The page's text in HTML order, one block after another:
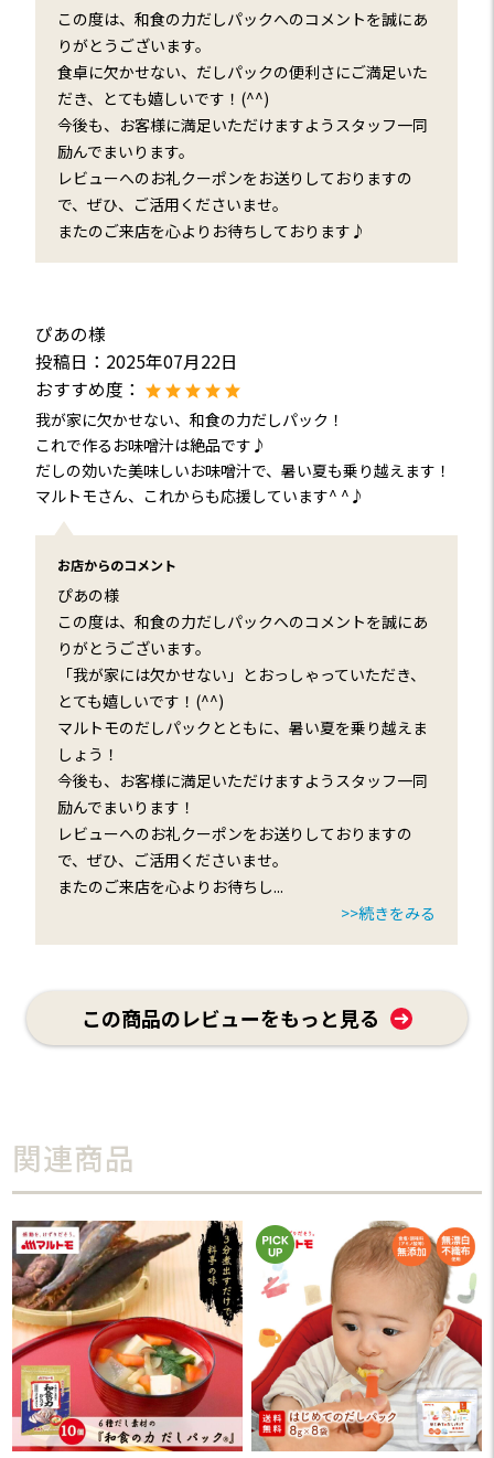
この度は、和食の力だしパックへのコメントを誠にあ
りがとうございます。
食卓に欠かせない、だしパックの便利さにご満足いた
だき、とても嬉しいです！(^^)
今後も、お客様に満足いただけますようスタッフ一同
励んでまいります。
レビューへのお礼クーポンをお送りしておりますの
で、ぜひ、ご活用くださいませ。
またのご来店を心よりお待ちしております♪
ぴあの様
投稿日： 2025年07月22日
おすすめ度：
我が家に欠かせない、和食の力だしパック！
これで作るお味噌汁は絶品です♪
だしの効いた美味しいお味噌汁で、暑い夏も乗り越えます！
マルトモさん、これからも応援しています^ ^♪
お店からのコメント
ぴあの様
この度は、和食の力だしパックへのコメントを誠にあ
りがとうございます。
「我が家には欠かせない」とおっしゃっていただき、
とても嬉しいです！(^^)
マルトモのだしパックとともに、暑い夏を乗り越えま
しょう！
今後も、お客様に満足いただけますようスタッフ一同
励んでまいります！
レビューへのお礼クーポンをお送りしておりますの
で、ぜひ、ご活用くださいませ。
またのご来店を心よりお待ちし...
>>続きをみる
関連商品